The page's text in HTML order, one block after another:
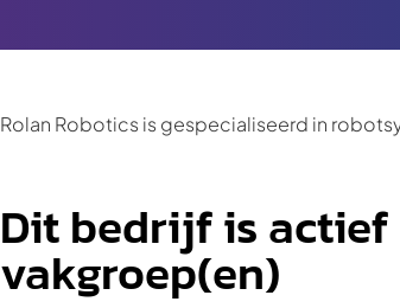
Rolan Robotics is gespecialiseerd in
Dit bedrijf is
vakgroep(en)